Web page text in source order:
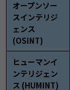
オープンソー
スインテリジ
ェンス
(OSINT)
ヒューマンイ
ンテリジェン
ス (HUMINT)